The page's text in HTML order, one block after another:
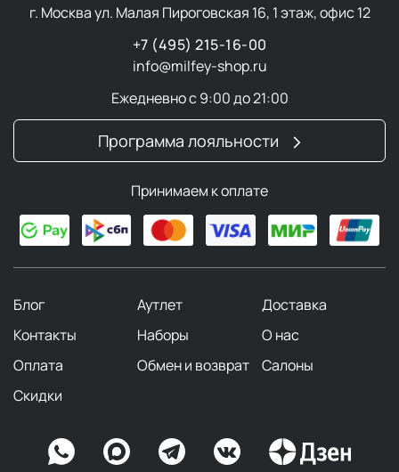
г. Москва ул. Малая Пироговская 16, 1 этаж, офис 12
+7 (495) 215-16-00
info@milfey-shop.ru
Ежедневно с 9:00 до 21:00
Программа лояльности
Принимаем к оплате
Блог Аутлет
Доставка
Контакты
Наборы
О нас
Оплата
Обмен и возврат
Салоны
Скидки